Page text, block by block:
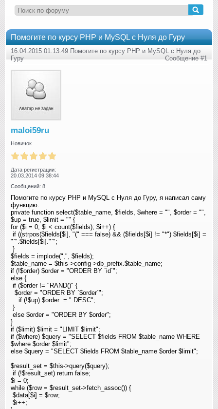
Помогите по курсу PHP и MySQL с Нуля до Гуру
16.04.2015 01:13:49 Помогите по курсу PHP и MySQL с Нуля до
Гуру
Сообщение #1
maloi59ru
Новичок
Дата регистрации:
20.03.2014 09:38:44
Сообщений: 8
Помогите по курсу PHP и MySQL с Нуля до Гуру, я написал саму
функцию:
private function select($table_name, $fields, $where = "", $order = "",
$up = true, $limit = "" {
for ($i = 0; $i < count($fields); $i++) {
if ((strpos($fields[$i], "(" === false) && ($fields[$i] != "*") $fields[$i] =
"`".$fields[$i]."`";
}
$fields = implode(",", $fields);
$table_name = $this->config->db_prefix.$table_name;
if (!$order) $order = "ORDER BY `id`";
else {
if ($order != "RAND()" {
$order = "ORDER BY `$order`";
if (!$up) $order .= " DESC";
}
else $order = "ORDER BY $order";
}
if ($limit) $limit = "LIMIT $limit";
if ($where) $query = "SELECT $fields FROM $table_name WHERE
$where $order $limit";
else $query = "SELECT $fields FROM $table_name $order $limit";
$result_set = $this->query($query);
if (!$result_set) return false;
$i = 0;
while ($row = $result_set->fetch_assoc()) {
$data[$i] = $row;
$i++;